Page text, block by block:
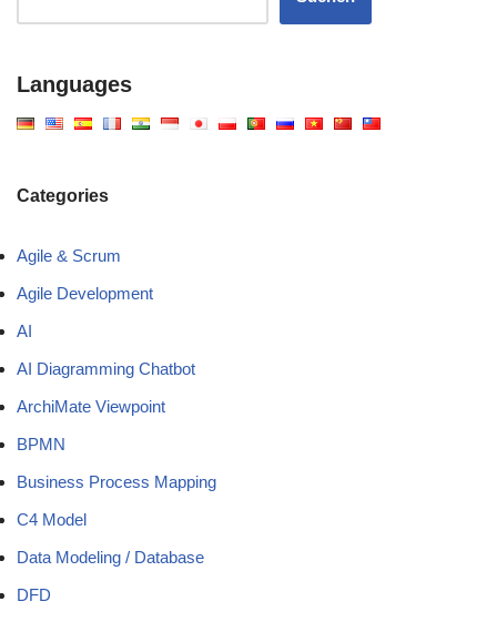
Languages
Categories
Agile & Scrum
Agile Development
AI
AI Diagramming Chatbot
ArchiMate Viewpoint
BPMN
Business Process Mapping
C4 Model
Data Modeling / Database
DFD